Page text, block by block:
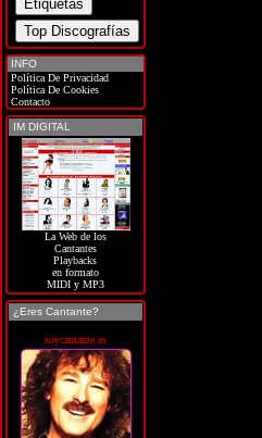
INFO
Política De Privacidad
Política De Cookies
Contacto
IM DIGITAL
La Web de los
Cantantes
Playbacks
en formato
MIDI y MP3
¿Eres Cantante?
soycantante.es